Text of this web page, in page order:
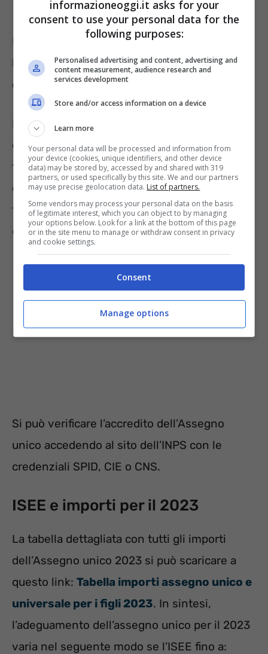
per le famiglie con 4 figli.
Invece, i nuclei familiari con persone disabili
hanno ottenute dalla legge di Bilancio 2023
che le maggiorazioni fossero permanenti.
Inoltre, a partire da febbraio dovrebbero
essere erogati i pagamenti degli arretrati alle
famiglie che non hanno ricevuto la mensilità
di dicembre 2022 e gennaio 2023. Poi entro
fine febbraio ci sarà l’erogazione dell’assegno
del mese di febbraio.
Si può verificare l’accredito dell’Assegno
unico accedendo al sito dell’INPS con le
credenziali SPID, CIE o CNS.
ISEE e importi per il 2023
La tabella dettagliata con tutti gli importi
dell’Assegno unico 2023 si può scaricare a
questo link: Tabella importi assegno unico e
universale per i figli 2023. In sintesi,
l’adeguamento dell’assegno unico per il 2023
varia nel seguente modo se l’ISEE fino a:
informazioneoggi.it asks for your
consent to use your personal data for the
following purposes:
Personalised advertising and content, advertising and
content measurement, audience research and
services development
Store and/or access information on a device
Learn more
Your personal data will be processed and information from
your device (cookies, unique identifiers, and other device
data) may be stored by, accessed by and shared with 319
partners, or used specifically by this site. We and our partners
may use precise geolocation data. List of partners.
Some vendors may process your personal data on the basis
of legitimate interest, which you can object to by managing
your options below. Look for a link at the bottom of this page
or in the site menu to manage or withdraw consent in privacy
and cookie settings.
Consent
Manage options